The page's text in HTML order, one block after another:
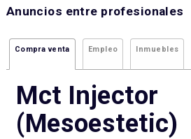
Anuncios entre profesionales
Compra venta Empleo Inmuebles
Mct Injector
(mesoestetic)